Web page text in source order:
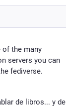
of the many
servers you can
fediverse.
de libros... y de